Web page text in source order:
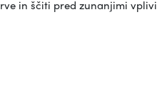
in ščiti pred zunanjimi vplivi